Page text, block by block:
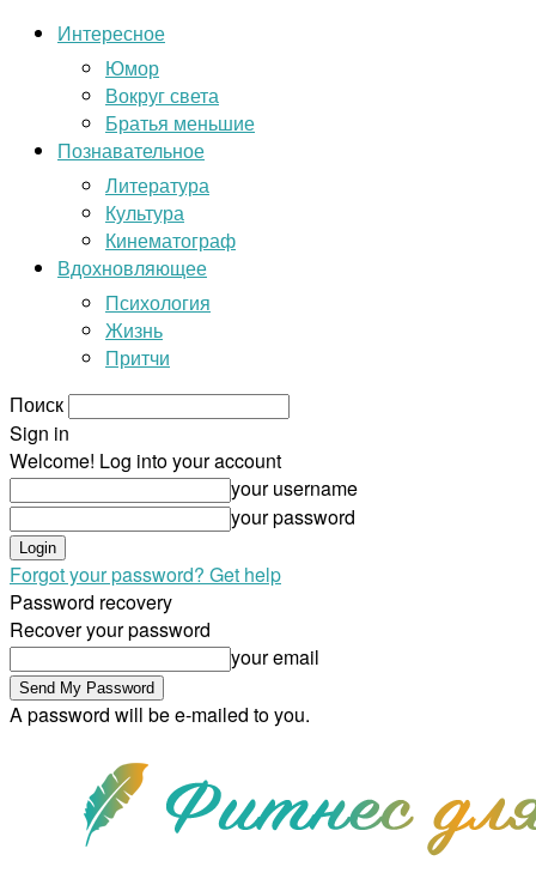
Интересное
Юмор
Вокруг света
Братья меньшие
Познавательное
Литература
Культура
Кинематограф
Вдохновляющее
Психология
Жизнь
Притчи
Поиск
Sign in
Welcome! Log into your account
your username
your password
Forgot your password? Get help
Password recovery
Recover your password
your email
A password will be e-mailed to you.